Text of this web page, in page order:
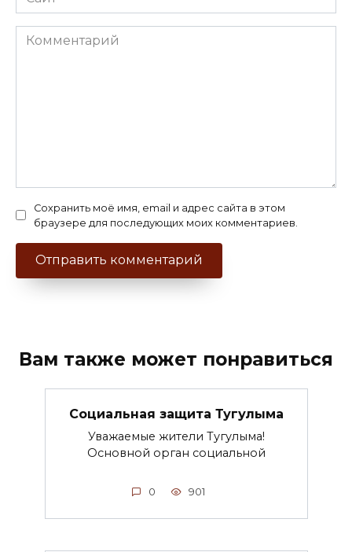
Комментарий
Сохранить моё имя, email и адрес сайта в этом
браузере для последующих моих комментариев.
Вам также может понравиться
Социальная защита Тугулыма
Уважаемые жители Тугулыма!
Основной орган социальной
0 901